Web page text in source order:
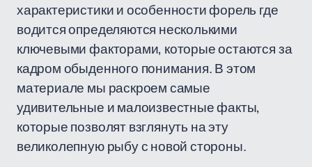
характеристики и особенности форель где
водится определяются несколькими
ключевыми факторами, которые остаются за
кадром обыденного понимания. В этом
материале мы раскроем самые
удивительные и малоизвестные факты,
которые позволят взглянуть на эту
великолепную рыбу с новой стороны.